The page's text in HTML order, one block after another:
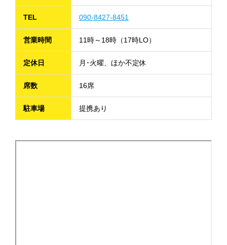
TEL 090-8427-8451
営業時間 11時～18時（17時LO）
定休日 月･火曜、ほか不定休
席数 16席
駐車場 提携あり